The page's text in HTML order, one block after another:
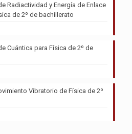
Radiactividad y Energía de Enlace
de 2º de bachillerato
Cuántica para Física de 2º de
Vibratorio de Física de 2º